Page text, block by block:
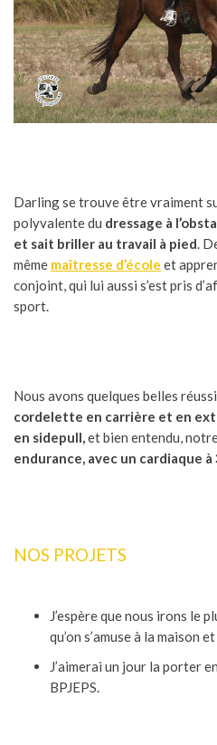
Darling se trouve être vraiment
polyvalente du dressage à
et sait briller au travail à pied .
même maîtresse d’école et
conjoint, qui lui aussi s’est pris
sport.
Nous avons quelques belles
cordelette en carrière et en
en sidepull, et bien entendu,
endurance, avec un cardiaque à
NOS PROJETS
J’espère que nous irons le
qu’on s’amuse à la maison
J’aimerai un jour la porter
BPJEPS.